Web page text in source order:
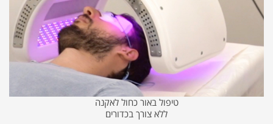
טיפול באור כחול לאקנה
ללא צורך בכדורים